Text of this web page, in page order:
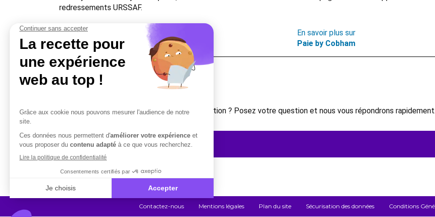
redressements URSSAF.
En savoir plus sur
Paie by Cobham
Une question ?
Vous avez besoin d’un complément d’information ? Posez votre question et nous vous répondrons rapidement.
Contactez-nous
Contactez-nous Mentions légales Plan du site Sécurisation des données Conditions